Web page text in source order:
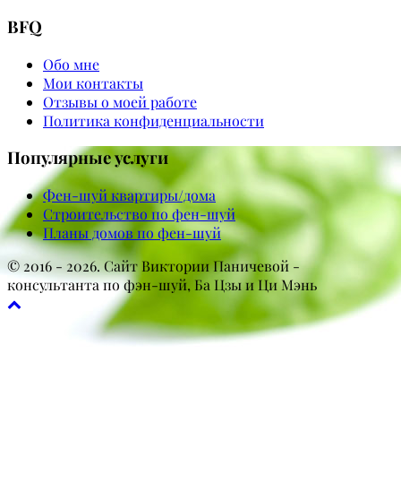
BFQ
Обо мне
Мои контакты
Отзывы о моей работе
Политика конфиденциальности
Популярные услуги
Фен-шуй квартиры/дома
Строительство по фен-шуй
Планы домов по фен-шуй
© 2016 - 2026. Сайт Виктории Паничевой -
консультанта по фэн-шуй, Ба Цзы и Ци Мэнь